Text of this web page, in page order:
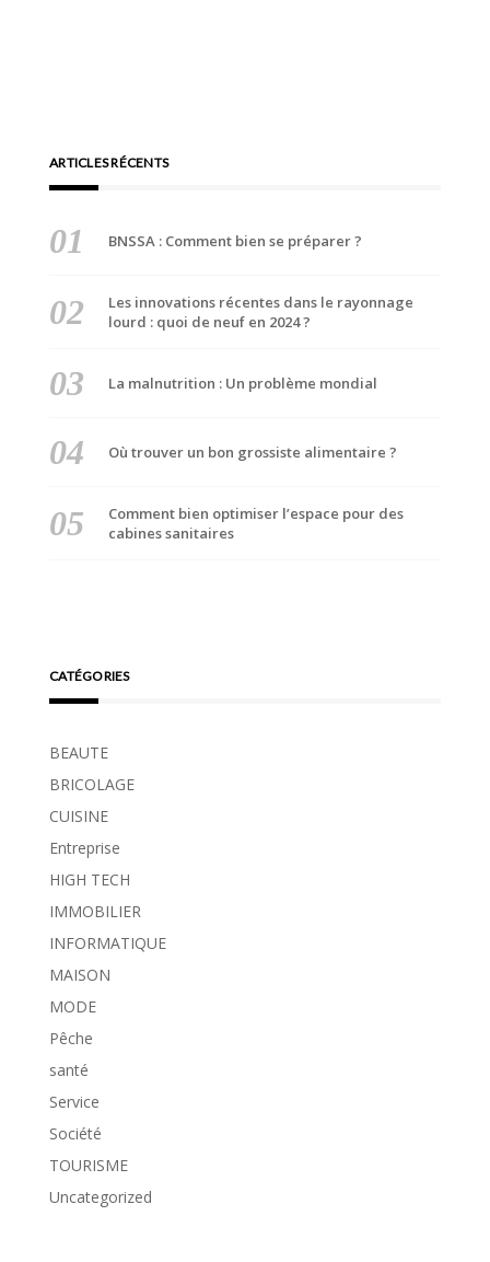
ARTICLES RÉCENTS
BNSSA : Comment bien se préparer ?
Les innovations récentes dans le rayonnage
lourd : quoi de neuf en 2024 ?
La malnutrition : Un problème mondial
Où trouver un bon grossiste alimentaire ?
Comment bien optimiser l’espace pour des
cabines sanitaires
CATÉGORIES
BEAUTE
BRICOLAGE
CUISINE
Entreprise
HIGH TECH
IMMOBILIER
INFORMATIQUE
MAISON
MODE
Pêche
santé
Service
Société
TOURISME
Uncategorized